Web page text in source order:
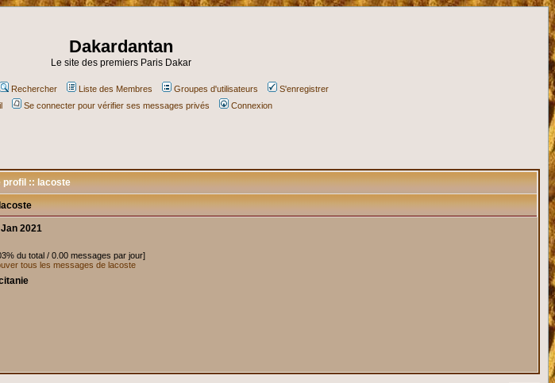
Dakardantan
Le site des premiers Paris Dakar
Rechercher Liste des Membres Groupes d'utilisateurs
S'enregistrer
Se connecter pour vérifier ses messages privés Connexion
profil :: lacoste
2021
du total / 0.00 messages par jour]
tous les messages de lacoste